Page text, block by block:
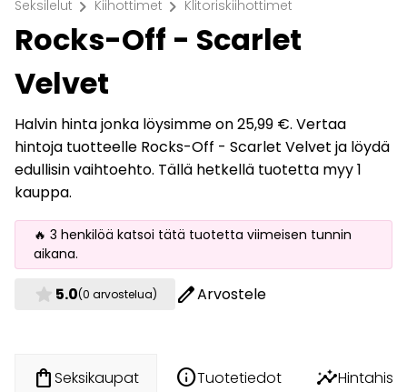
Seksilelut chevron_right Kiihottimet chevron_right Klitoriskiihottimet
Rocks-Off - Scarlet
Velvet
Halvin hinta jonka löysimme on 25,99 €. Vertaa
hintoja tuotteelle Rocks-Off - Scarlet Velvet ja löydä
edullisin vaihtoehto. Tällä hetkellä tuotetta myy 1
kauppa.
🔥 3 henkilöä katsoi tätä tuotetta viimeisen tunnin
aikana.
star 5.0(0 arvostelua) editArvostele
shopping_bagSeksikaupat infoTuotetiedot insights